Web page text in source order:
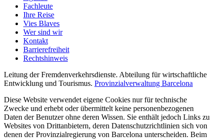
Fachleute
Ihre Reise
Vies Blaves
Wer sind wir
Kontakt
Barrierefreiheit
Rechtshinweis
Leitung der Fremdenverkehrsdienste. Abteilung für wirtschaftliche
Entwicklung und Tourismus. Provinzialverwaltung Barcelona
Diese Website verwendet eigene Cookies nur für technische
Zwecke und erhebt oder übermittelt keine personenbezogenen
Daten der Benutzer ohne deren Wissen. Sie enthält jedoch Links zu
Websites von Drittanbietern, deren Datenschutzrichtlinien sich von
denen der Provinzialregierung von Barcelona unterscheiden. Beim